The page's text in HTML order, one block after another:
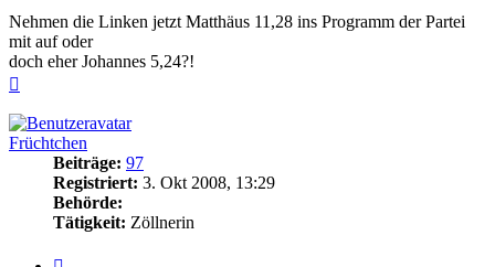
Nehmen die Linken jetzt Matthäus 11,28 ins Programm der Partei
mit auf oder
doch eher Johannes 5,24?!
Früchtchen
Beiträge: 97
Registriert: 3. Okt 2008, 13:29
Behörde:
Tätigkeit: Zöllnerin